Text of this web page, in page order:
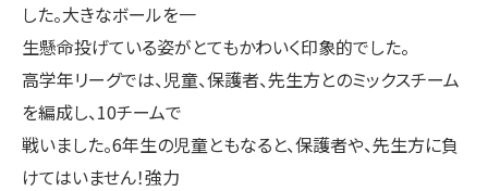
した。大きなボールを一
生懸命投げている姿がとてもかわいく印象的でした。
高学年リーグでは、児童、保護者、先生方とのミックスチーム
を編成し、10チームで
戦いました。6年生の児童ともなると、保護者や、先生方に負
けてはいません！強力